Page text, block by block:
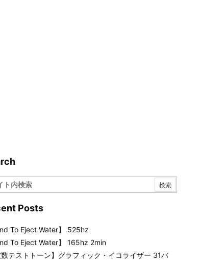
Posts
To Eject Water】 525hz
To Eject Water】 165hz 2min
数テストトーン】グラフィック・イコライザー 31バ